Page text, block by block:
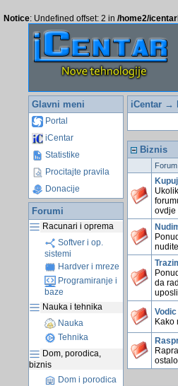
Notice: Undefined offset: 2 in /home2/
Glavni meni
Portal
iCentar
Statistike
Procitajte pravila
Donacije
Forumi
Racunari i oprema
Softver i op.
sistemi
Hardver i mreze
Programiranje i
baze
Nauka i tehnika
Nauka
Tehnika
Dom, porodica,
biznis
Dom i porodica
iCentar→
Biznis
Forum
ovdje
da
Kako